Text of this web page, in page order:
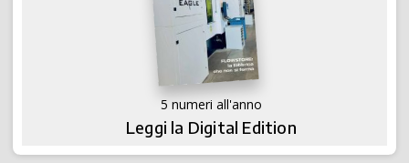
5 numeri all'anno
Leggi la Digital Edition